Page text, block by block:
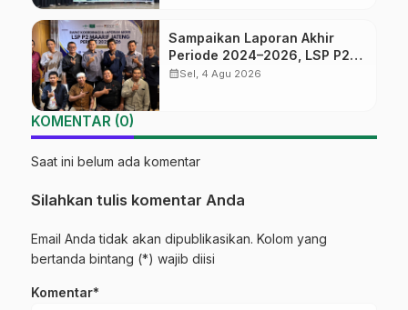
Sampaikan Laporan Akhir
Periode 2024–2026, LSP P2
Ma’arif NU Jateng Mantapkan
calendar_monthSel, 4 Agu 2026
KOMENTAR (0)
Saat ini belum ada komentar
Silahkan tulis komentar Anda
Email Anda tidak akan dipublikasikan. Kolom yang
bertanda bintang (*) wajib diisi
Komentar*